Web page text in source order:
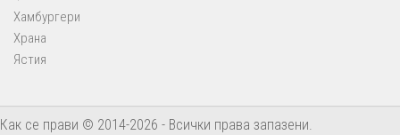
Хамбургери
Храна
Ястия
Как се прави © 2014-2026 - Всички права запазени.